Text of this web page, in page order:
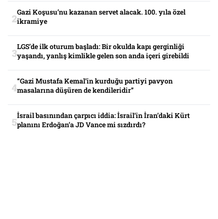
Gazi Koşusu’nu kazanan servet alacak. 100. yıla özel
ikramiye
LGS’de ilk oturum başladı: Bir okulda kapı gerginliği
yaşandı, yanlış kimlikle gelen son anda içeri girebildi
“Gazi Mustafa Kemal’in kurduğu partiyi pavyon
masalarına düşüren de kendileridir”
İsrail basınından çarpıcı iddia: İsrail’in İran’daki Kürt
planını Erdoğan’a JD Vance mi sızdırdı?